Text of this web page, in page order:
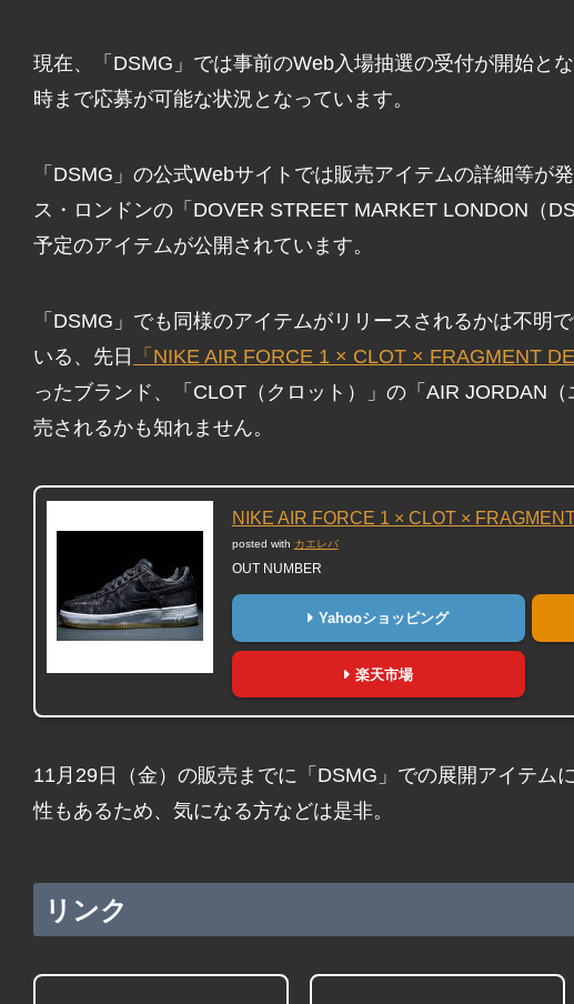
現在、「DSMG」では事前のWeb入場抽選の受付が開始と
時まで応募が可能な状況となっています。
「DSMG」の公式Webサイトでは販売アイテムの詳細等が
ス・ロンドンの「DOVER STREET MARKET LONDON（
予定のアイテムが公開されています。
「DSMG」でも同様のアイテムがリリースされるかは不明
いる、先日
「NIKE AIR FORCE 1 × CLOT × FRAGMENT
ったブランド、「CLOT（クロット）」の「AIR JORDAN
売されるかも知れません。
NIKE AIR FORCE 1 × CLOT ×
posted with カエレバ
OUT NUMBER
Yahooショッピング
楽天市場
11月29日（金）の販売までに「DSMG」での展開アイテム
性もあるため、気になる方などは是非。
リンク